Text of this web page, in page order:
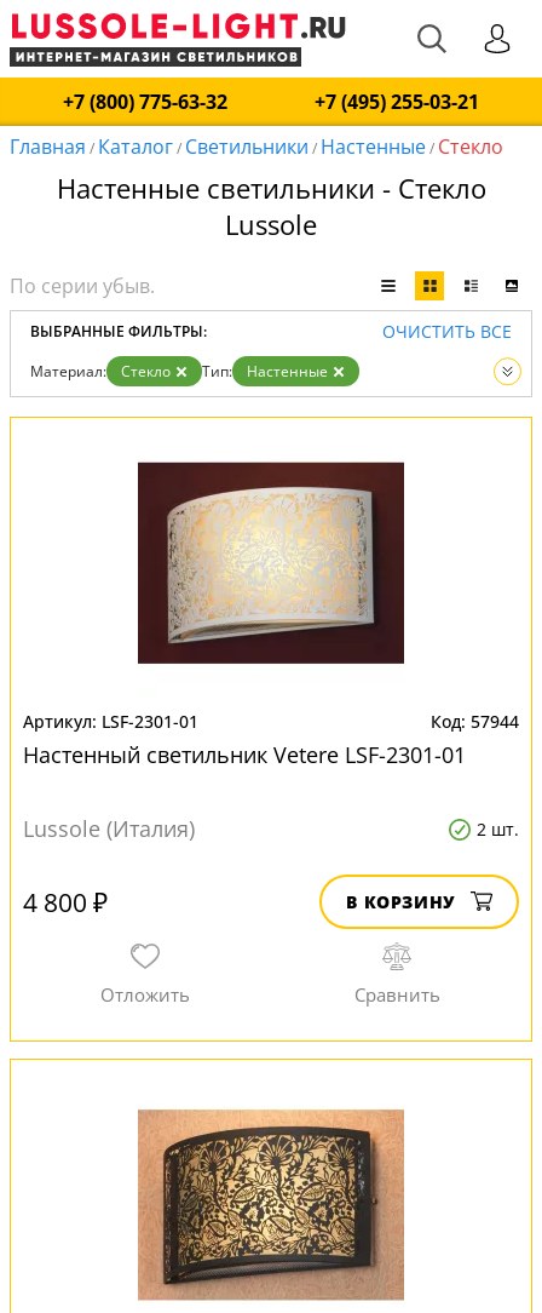
+7 (800) 775-63-32
+7 (495) 255-03-21
Главная / Каталог/ Светильники / Настенные/ Стекло
Настенные светильники - Стекло
Lussole
ВЫБРАННЫЕ ФИЛЬТРЫ: ОЧИСТИТЬ ВСЕ
Материал: Стекло Тип:
Настенные
Вид:
Светильники
LSF-2301-01 57944
Настенный светильник Vetere LSF-2301-01
Lussole (Италия) 2 шт.
4 800 ₽ В КОРЗИНУ